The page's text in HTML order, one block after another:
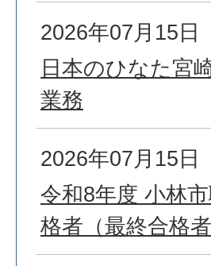
2026年07月15日
日本のひなた宮
業務
2026年07月15日
令和8年度 小林
格者（最終合格